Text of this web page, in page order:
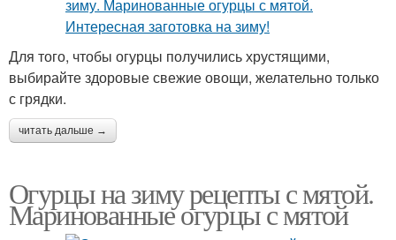
Для того, чтобы огурцы получились хрустящими,
выбирайте здоровые свежие овощи, желательно только
с грядки.
читать дальше →
Огурцы на зиму рецепты с мятой.
Маринованные огурцы с мятой